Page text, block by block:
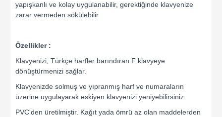
yapışkanlı ve kolay uygulanabilir, gerektiğinde klavyenize
zarar vermeden sökülebilir
Özellikler :
Klavyenizi, Türkçe harfler barındıran F klavyeye
dönüştürmenizi sağlar.
Klavyenizde solmuş ve yıpranmış harf ve numaraların
üzerine uygulayarak eskiyen klavyenizi yeniyebilirsiniz.
PVC'den üretilmiştir. Kağıt yada ömrü az olan maddelerden